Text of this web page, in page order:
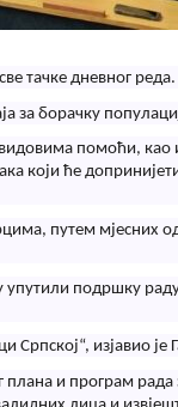
тачке дневног реда.
за борачку
помоћи, као
који ће
путем мјесних
подршку
изјавио је
и програм рада